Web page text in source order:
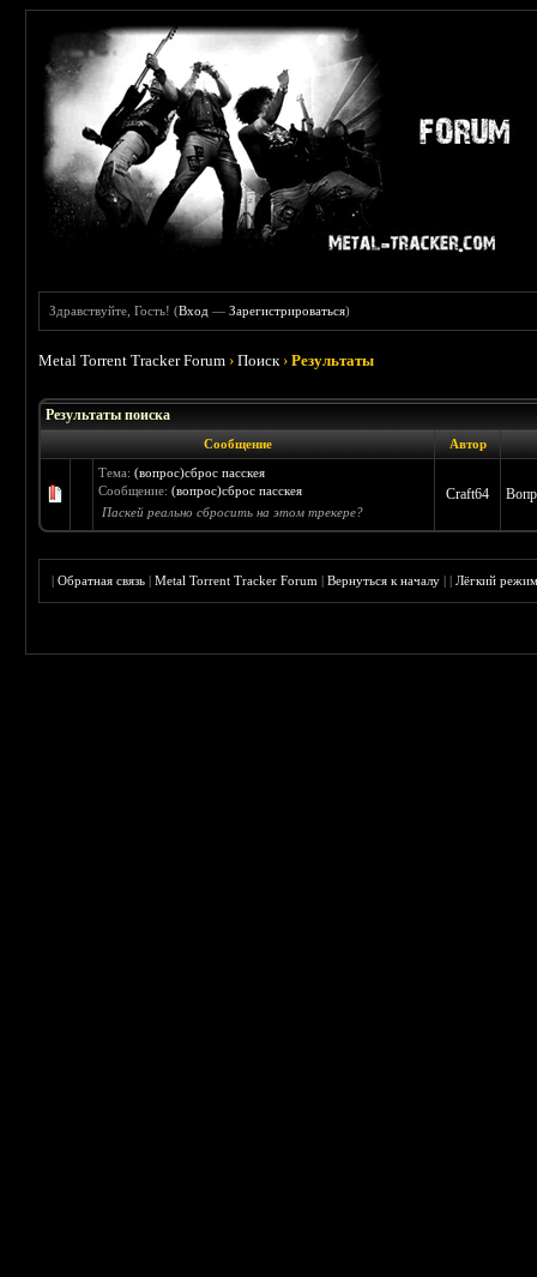
Здравствуйте, Гость! (Вход —Зарегистрироваться)
Metal Torrent Tracker Forum ›Поиск ›Результаты
Результаты поиска
Сообщение
Автор
Тема:(вопрос)сброс пасскея
Сообщение:(вопрос)сброс пасскея
Паскей реально сбросить на этом трекере?
Craft64
|Обратная связь |Metal Torrent Tracker Forum |Вернуться к началу ||Лёгкий